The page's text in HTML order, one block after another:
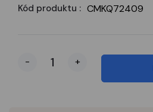
Kód produktu : CMKQ72409
- +